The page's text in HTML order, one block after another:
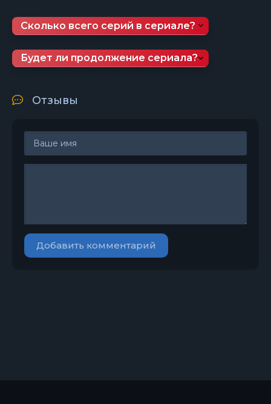
Сколько всего серий в сериале?
Будет ли продолжение сериала?
Отзывы
Добавить комментарий